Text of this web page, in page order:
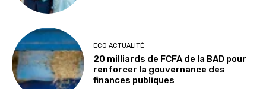
ECO ACTUALITÉ
20 milliards de FCFA de la BAD pour
renforcer la gouvernance des
finances publiques